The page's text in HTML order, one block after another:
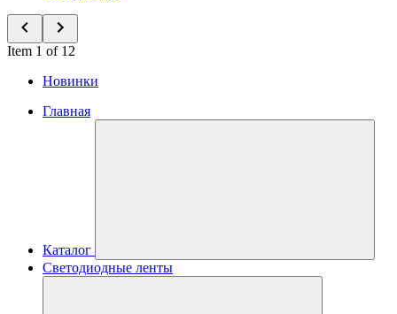
Item 1 of 12
Новинки
Главная
Каталог
Светодиодные ленты